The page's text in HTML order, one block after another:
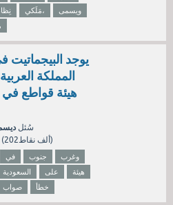
مَلَكي،
ويسمى
يوجد
المملكة
هيئة قواطع
سُئل ديسمبر
( 202ألفنقاط)
في جنوب
وغرب
السعودية على
هيئة
صواب خطأ